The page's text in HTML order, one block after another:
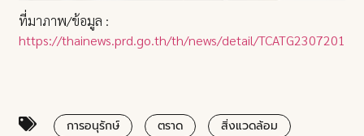
ที่มาภาพ/ข้อมูล :
https://thainews.prd.go.th/th/news/detail/
การอนุรักษ์ ตราด สิ่งแวดล้อม